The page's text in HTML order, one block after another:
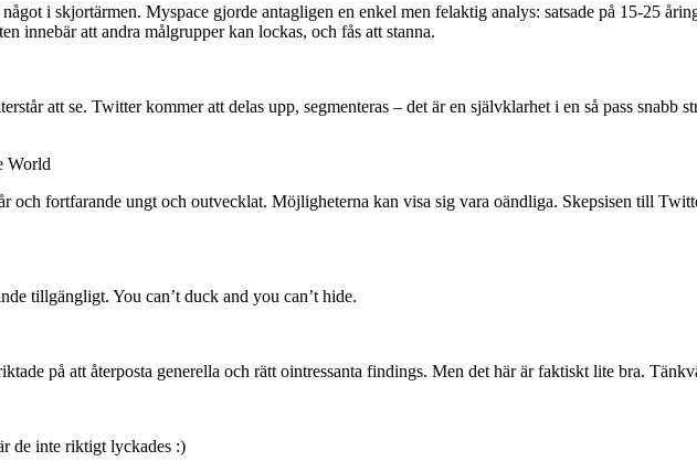
i skjortärmen. Myspace gjorde antagligen en enkel men felaktig analys: satsade på 15-25
innebär att andra målgrupper kan lockas, och fås att stanna.
att se. Twitter kommer att delas upp, segmenteras – det är en självklarhet i en så pass snabb
World
och fortfarande ungt och outvecklat. Möjligheterna kan visa sig vara oändliga. Skepsisen till
tillgängligt. You can’t duck and you can’t hide.
på att återposta generella och rätt ointressanta findings. Men det här är faktiskt lite bra.
de inte riktigt lyckades :)